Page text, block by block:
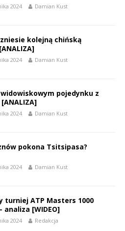
2024 Damian Kust
kolejną chińską
2024 Damian Kust
pojedynku z
2024 Damian Kust
pokona Tsitsipasa?
2024 Damian Kust
turniej ATP Masters 1000
analiza [WIDEO]
2024 Redakcja